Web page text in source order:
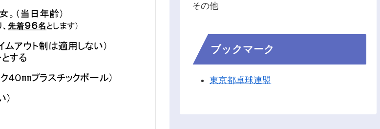
その他
ブックマーク
東京都卓球連盟